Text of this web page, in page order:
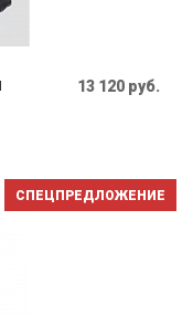
13 120 руб.
СПЕЦПРЕДЛОЖЕНИЕ